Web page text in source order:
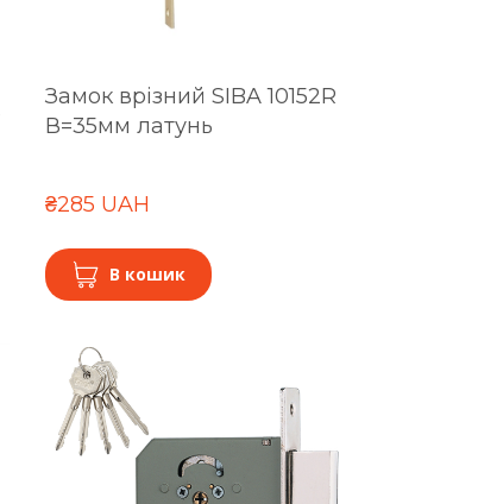
Замок врізний SIBA 10152R
В=35мм латунь
₴285 UAH
В кошик